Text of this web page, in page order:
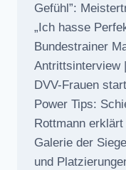
Gefühl”:
„Ich hasse
Bundestrainer
Antrittsinterview
DVV-Frauen
Power Tips:
Rottmann
Galerie der
und